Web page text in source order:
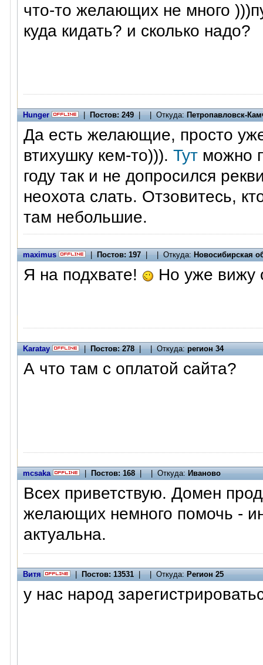
что-то желающих не много
куда кидать? и сколько надо?
Hunger |Постов: 249| | Откуда:Петропавловск-
Да есть желающие, просто
втихушку кем-то))). Тут можно
году так и не допросился
неохота слать. Отзовитесь,
там небольшие.
maximus |Постов: 197| | Откуда:Новосибирская
Я на подхвате! Но уже вижу
Karatay |Постов: 278| | Откуда:регион 34
А что там с оплатой сайта?
mcsaka |Постов: 168| | Откуда:Иваново
Всех приветствую. Домен
желающих немного помочь -
актуальна.
Витя |Постов: 13531| | Откуда:Регион 25
у нас народ